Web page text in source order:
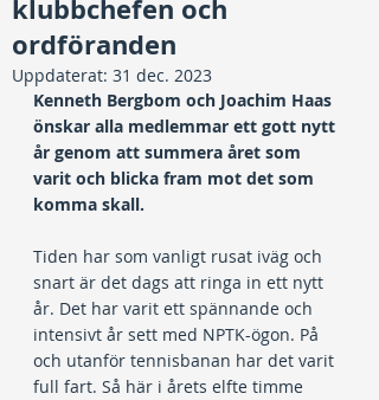
klubbchefen och
ordföranden
Uppdaterat: 31 dec. 2023
Kenneth Bergbom och Joachim Haas
önskar alla medlemmar ett gott nytt
år genom att summera året som
varit och blicka fram mot det som
komma skall.
Tiden har som vanligt rusat iväg och
snart är det dags att ringa in ett nytt
år. Det har varit ett spännande och
intensivt år sett med NPTK-ögon. På
och utanför tennisbanan har det varit
full fart. Så här i årets elfte timme